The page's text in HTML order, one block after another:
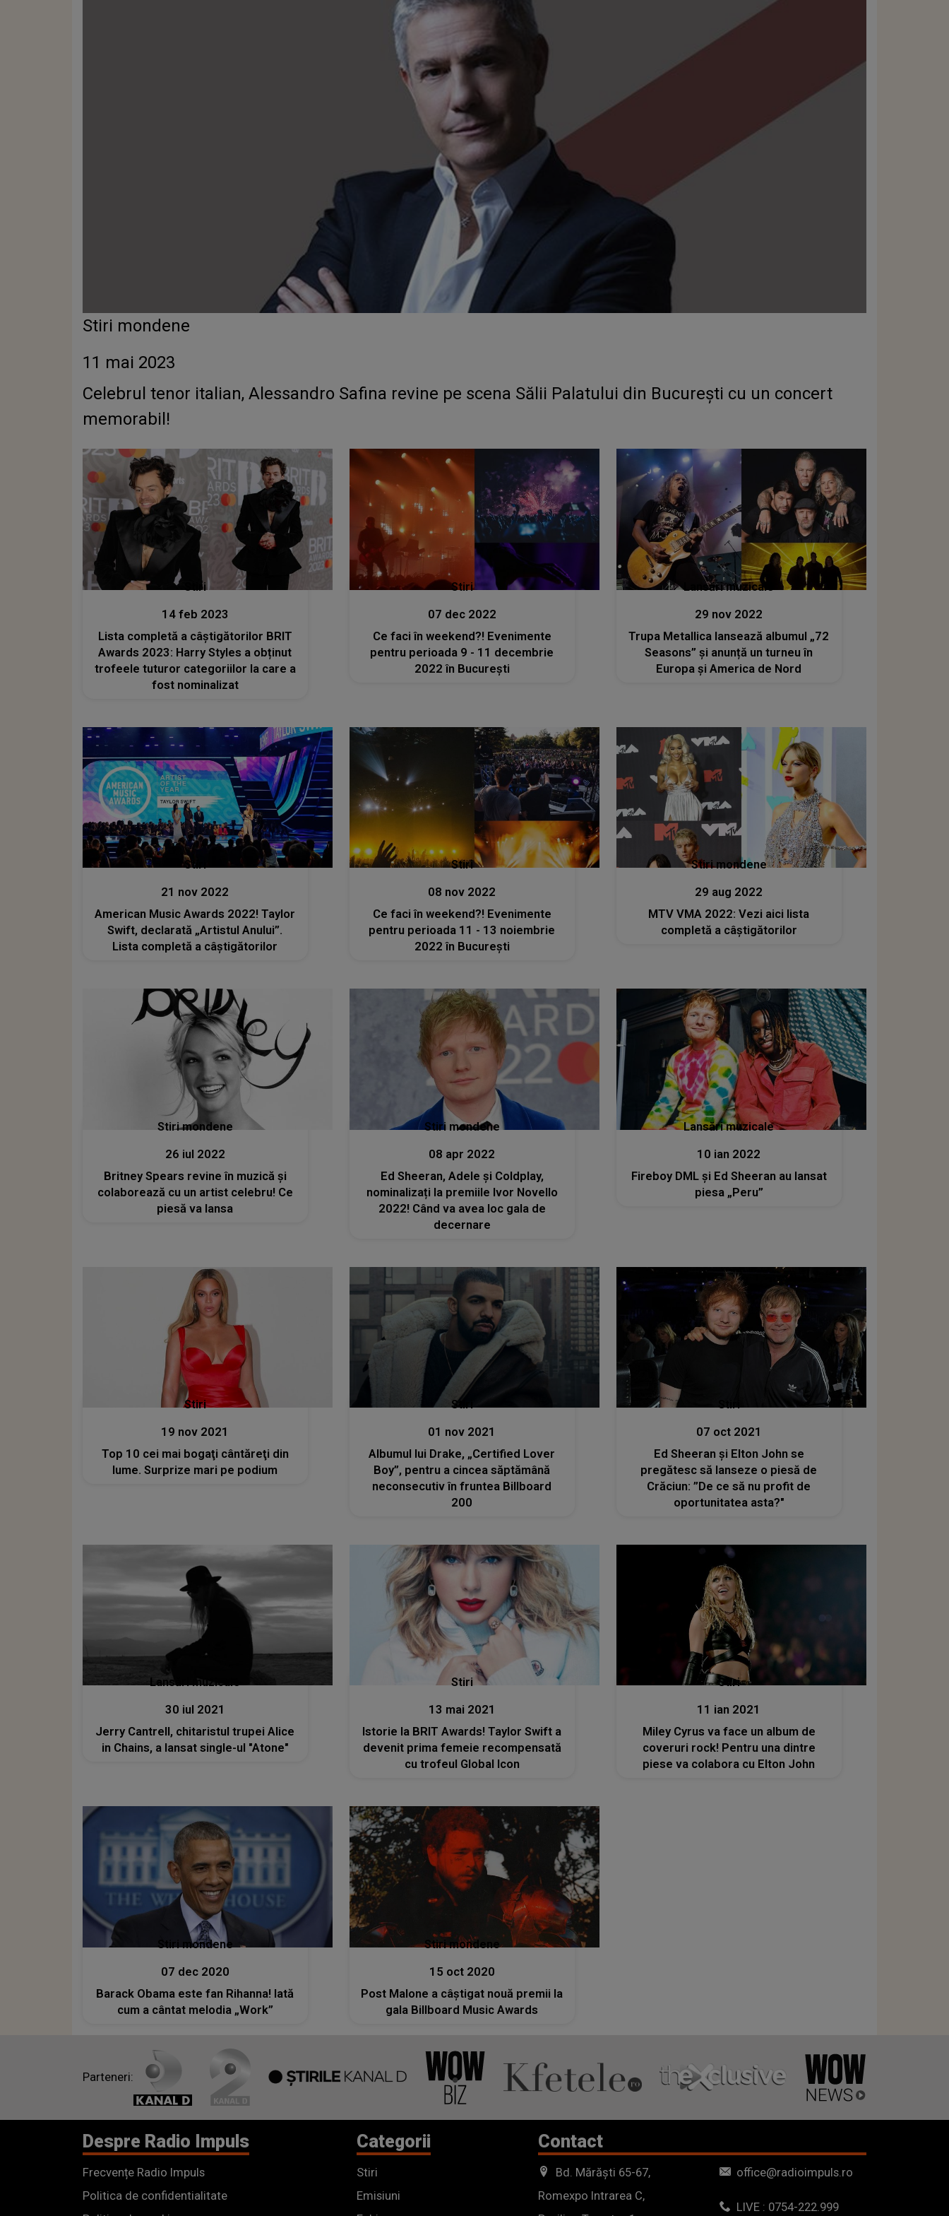
Stiri mondene
11 mai 2023
Celebrul tenor italian, Alessandro Safina revine pe scena Sălii Palatului din București cu un concert
memorabil!
Stiri
14 feb 2023
Lista completă a câștigătorilor BRIT
Awards 2023: Harry Styles a obținut
trofeele tuturor categoriilor la care a
fost nominalizat
Stiri
07 dec 2022
Ce faci în weekend?! Evenimente
pentru perioada 9 - 11 decembrie
2022 în București
Lansări muzicale
29 nov 2022
Trupa Metallica lansează albumul „72
Seasons” și anunță un turneu în
Europa şi America de Nord
Stiri
21 nov 2022
American Music Awards 2022! Taylor
Swift, declarată „Artistul Anului”.
Lista completă a câștigătorilor
Stiri
08 nov 2022
Ce faci în weekend?! Evenimente
pentru perioada 11 - 13 noiembrie
2022 în București
Stiri mondene
29 aug 2022
MTV VMA 2022: Vezi aici lista
completă a câștigătorilor
Stiri mondene
26 iul 2022
Britney Spears revine în muzică și
colaborează cu un artist celebru! Ce
piesă va lansa
Stiri mondene
08 apr 2022
Ed Sheeran, Adele și Coldplay,
nominalizați la premiile Ivor Novello
2022! Când va avea loc gala de
decernare
Lansări muzicale
10 ian 2022
Fireboy DML și Ed Sheeran au lansat
piesa „Peru”
Stiri
19 nov 2021
Top 10 cei mai bogaţi cântăreţi din
lume. Surprize mari pe podium
Stiri
01 nov 2021
Albumul lui Drake, „Certified Lover
Boy”, pentru a cincea săptămână
neconsecutiv în fruntea Billboard
200
Stiri
07 oct 2021
Ed Sheeran și Elton John se
pregătesc să lanseze o piesă de
Crăciun: ”De ce să nu profit de
oportunitatea asta?"
Lansări muzicale
30 iul 2021
Jerry Cantrell, chitaristul trupei Alice
in Chains, a lansat single-ul "Atone"
Stiri
13 mai 2021
Istorie la BRIT Awards! Taylor Swift a
devenit prima femeie recompensată
cu trofeul Global Icon
Stiri
11 ian 2021
Miley Cyrus va face un album de
coveruri rock! Pentru una dintre
piese va colabora cu Elton John
Stiri mondene
07 dec 2020
Barack Obama este fan Rihanna! Iată
cum a cântat melodia „Work”
Stiri mondene
15 oct 2020
Post Malone a câștigat nouă premii la
gala Billboard Music Awards
Parteneri:
Despre Radio Impuls
Frecvențe Radio Impuls
Politica de confidentialitate
Categorii
Stiri
Emisiuni
Contact
Bd. Mărăști 65-67,
Romexpo Intrarea C,
office@radioimpuls.ro
LIVE : 0754-222.999